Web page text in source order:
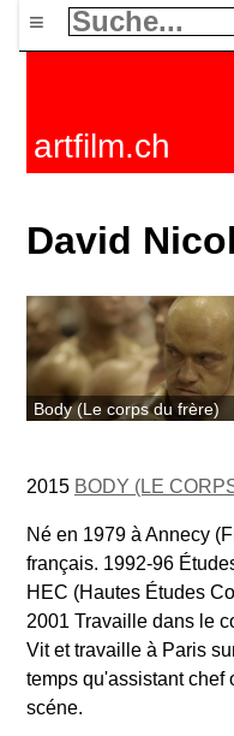
≡
artfilm.ch
David
Body (Le corps du frère)
2015 BODY (LE
Né en 1979 à Annecy
français. 1992-96
HEC (Hautes Études
2001 Travaille dans le
Vit et travaille à Paris
temps qu'assistant chef
scéne.